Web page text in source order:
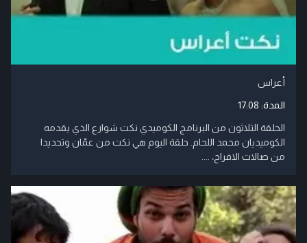
أعراس
المدة: 17:08
الحلقة الثلاثون من البرنامج الكوميدي نكت شوارع الذي يقدمه
الكوميديان محمد اللحام. حلقة اليوم هي نكت من عمّان وتحديدا
من صالات الافراح، ....